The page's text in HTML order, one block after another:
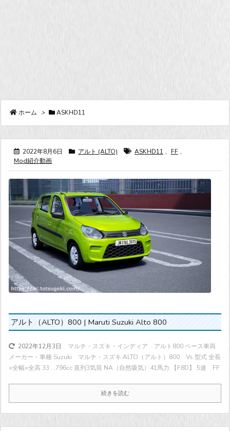
ホーム > ASKHD11
2022年8月6日 アルト (ALTO) ASKHD11 , FF ,
Mod紹介動画
アルト（ALTO）800 | Maruti Suzuki Alto 800
2022年12月3日
マルチ・スズキ・インディア アルト800 ベース車両
メーカー・車種 Suzuki マルチ・スズキ ALTO（アルト）800 Vs 型式 全長
×全幅×全高 33 ...796cc 直列3気筒 NA（自然吸気） 41馬力 【F8D】 5速 FF
続きを読む